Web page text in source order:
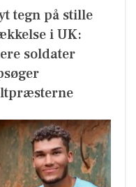
tegn på stille
i UK:
soldater